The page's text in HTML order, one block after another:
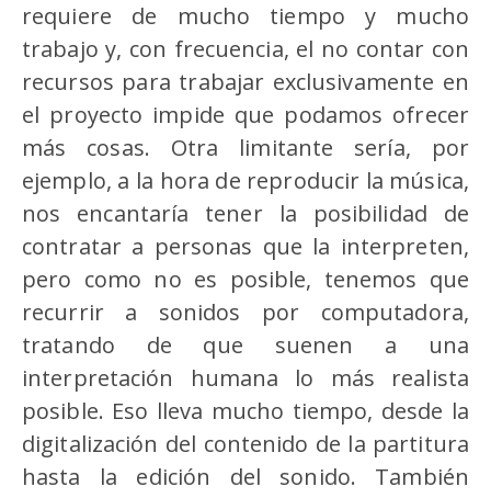
requiere de mucho tiempo y mucho
trabajo y, con frecuencia, el no contar con
recursos para trabajar exclusivamente en
el proyecto impide que podamos ofrecer
más cosas. Otra limitante sería, por
ejemplo, a la hora de reproducir la música,
nos encantaría tener la posibilidad de
contratar a personas que la interpreten,
pero como no es posible, tenemos que
recurrir a sonidos por computadora,
tratando de que suenen a una
interpretación humana lo más realista
posible. Eso lleva mucho tiempo, desde la
digitalización del contenido de la partitura
hasta la edición del sonido. También